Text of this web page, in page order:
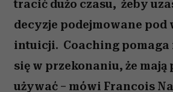
tracić dużo czasu, żeby
decyzje podejmowane pod
intuicji. Coaching pomaga
się w przekonaniu, że mają
używać – mówi Francois